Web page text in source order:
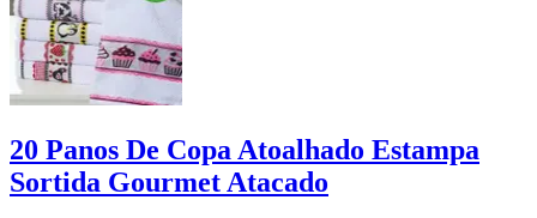
20 Panos De Copa Atoalhado Estampa
Sortida Gourmet Atacado